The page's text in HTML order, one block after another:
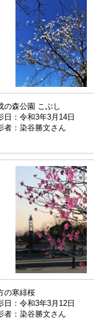
の森公園 こぶし
日：令和3年3月14日
者：染谷勝文さん
の寒緋桜
日：令和3年3月12日
者：染谷勝文さん